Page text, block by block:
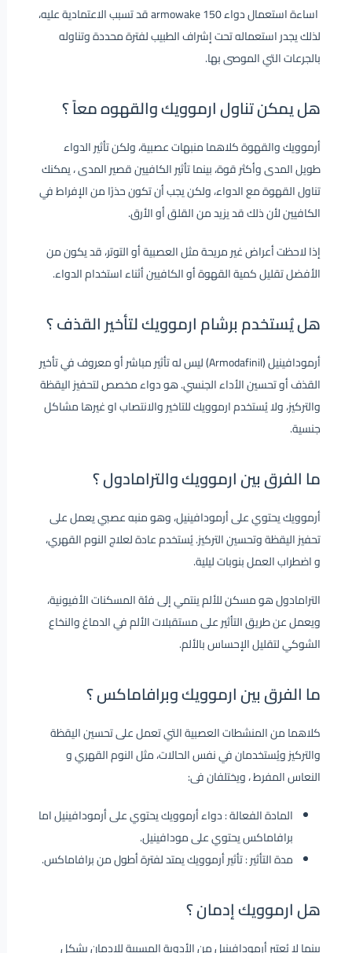
اساءة استعمال دواء armowake 150 قد تسبب الاعتمادية عليه،
لذلك يجدر استعماله تحت إشراف الطبيب لفترة محددة وتناوله
بالجرعات التي الموصى بها.
هل يمكن تناول ارموويك والقهوه معاً ؟
أرموويك والقهوة كلاهما منبهات عصبية، ولكن تأثير الدواء
طويل المدى وأكثر قوة، بينما تأثير الكافيين قصير المدى ، يمكنك
تناول القهوة مع الدواء، ولكن يجب أن تكون حذرًا من الإفراط في
الكافيين لأن ذلك قد يزيد من القلق أو الأرق.
إذا لاحظت أعراض غير مريحة مثل العصبية أو التوتر، قد يكون من
الأفضل تقليل كمية القهوة أو الكافيين أثناء استخدام الدواء.
هل يُستخدم برشام ارموويك لتأخير القذف ؟
أرمودافينيل (Armodafinil) ليس له تأثير مباشر أو معروف في تأخير
القذف أو تحسين الأداء الجنسي. هو دواء مخصص لتحفيز اليقظة
والتركيز، ولا يُستخدم ارموويك للتاخير والانتصاب او غيرها مشاكل
جنسية.
ما الفرق بين ارموويك والترامادول ؟
أرموويك يحتوي على أرمودافينيل، وهو منبه عصبي يعمل على
تحفيز اليقظة وتحسين التركيز. يُستخدم عادة لعلاج النوم القهري،
و اضطراب العمل بنوبات ليلية.
الترامادول هو مسكن للألم ينتمي إلى فئة المسكنات الأفيونية،
ويعمل عن طريق التأثير على مستقبلات الألم في الدماغ والنخاع
الشوكي لتقليل الإحساس بالألم.
ما الفرق بين ارموويك وبرافاماكس ؟
كلاهما من المنشطات العصبية التي تعمل على تحسين اليقظة
والتركيز ويُستخدمان في نفس الحالات، مثل النوم القهري و
النعاس المفرط ، ويختلفان فى:
المادة الفعالة : دواء أرموويك يحتوي على أرمودافينيل اما
برافاماكس يحتوي على مودافينيل.
مدة التأثير : تأثير أرموويك يمتد لفترة أطول من برافاماكس.
هل ارموويك إدمان ؟
بينما لا يُعتبر أرمودافينيل من الأدوية المسببة للإدمان بشكل